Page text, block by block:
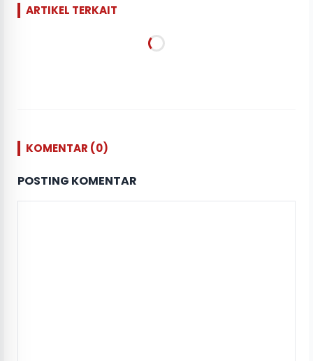
ARTIKEL TERKAIT
KOMENTAR (0)
POSTING KOMENTAR